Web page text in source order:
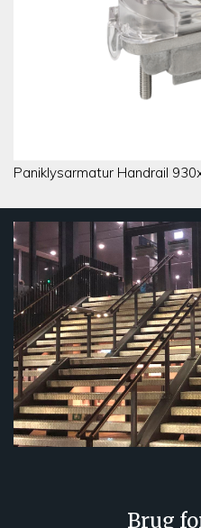
Paniklysarmatur Handrail
Brug